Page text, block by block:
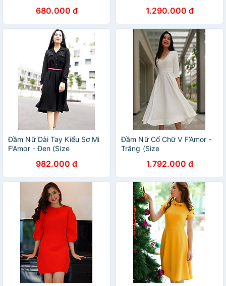
680.000 đ 1.290.000 đ
Đầm Nữ Dài Tay Kiểu Sơ Mi
F’Amor - Đen (Size
982.000 đ
Đầm Nữ Cổ Chữ V F’Amor -
Trắng (Size
1.792.000 đ